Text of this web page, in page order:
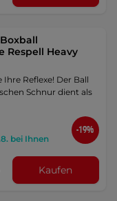
Respell Heavy
Ihre Reflexe! Der Ball
Schnur dient als
bei Ihnen
-19%
Kaufen